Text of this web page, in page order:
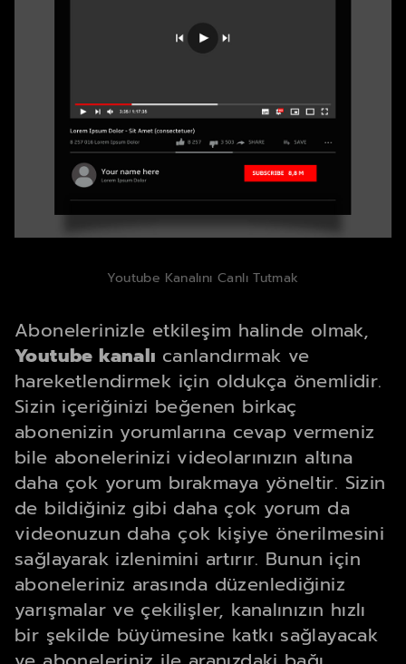
Youtube Kanalını Canlı Tutmak
Abonelerinizle etkileşim halinde olmak,
Youtube kanalı canlandırmak ve
hareketlendirmek için oldukça önemlidir.
Sizin içeriğinizi beğenen birkaç
abonenizin yorumlarına cevap vermeniz
bile abonelerinizi videolarınızın altına
daha çok yorum bırakmaya yöneltir. Sizin
de bildiğiniz gibi daha çok yorum da
videonuzun daha çok kişiye önerilmesini
sağlayarak izlenimini artırır. Bunun için
aboneleriniz arasında düzenlediğiniz
yarışmalar ve çekilişler, kanalınızın hızlı
bir şekilde büyümesine katkı sağlayacak